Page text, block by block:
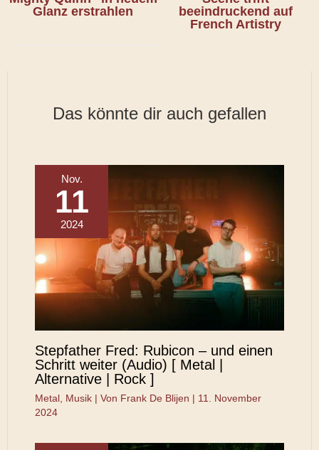
Glanz erstrahlen
beeindruckend auf
French Artistry
Das könnte dir auch gefallen
Nov.
11
2024
Stepfather Fred: Rubicon – und einen
Schritt weiter (Audio) [ Metal |
Alternative | Rock ]
Metal Musik | Von Frank De Blijen | 11. November
2024